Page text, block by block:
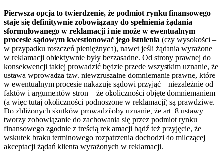
Pierwsza opcja to twierdzenie, że podmiot rynku finansowego
staje się definitywnie zobowiązany do spełnienia żądania
sformułowanego w reklamacji i nie może w ewentualnym
procesie sądowym kwestionować jego istnienia (czy wysokości –
w przypadku roszczeń pieniężnych), nawet jeśli żądania wyrażone
w reklamacji obiektywnie były bezzasadne. Od strony prawnej do
konsekwencji takiej prowadzić będzie przede wszystkim uznanie, że
ustawa wprowadza tzw. niewzruszalne domniemanie prawne, które
w ewentualnym procesie nakazuje sądowi przyjąć – niezależnie od
faktów i argumentów stron – że okoliczności objęte domniemaniem
(a więc tutaj okoliczności podnoszone w reklamacji) są prawdziwe.
Do zbliżonych skutków prowadziłoby uznanie, że art. 8 ustawy
tworzy zobowiązanie do zachowania się przez podmiot rynku
finansowego zgodnie z treścią reklamacji bądź też przyjęcie, że
wskutek braku terminowego rozpatrzenia dochodzi do milczącej
akceptacji żądań klienta wyrażonych w reklamacji.